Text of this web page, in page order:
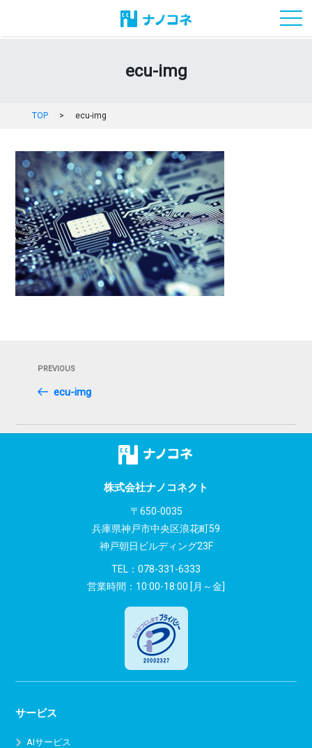
ecu-img
TOP > ecu-img
ビ
Previous
Post
PREVIOUS
ecu-img
株式会社ナノコネクト
〒650-0035
兵庫県神戸市中央区浪花町59
神戸朝日ビルディング23F
TEL： 078-331-6333
営業時間：10:00-18:00 [月～金]
サービス
AIサービス